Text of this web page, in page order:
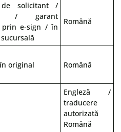
de solicitant /
/ garant
prin e-sign / în
Română
original Română
Engleză /
traducere
autorizată
Română